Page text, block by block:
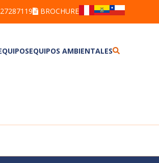
BROCHURE
DE ESTRÉS TÉRMICO
EQUIPOS AMBIENTALES
TREN DE MUESTREO